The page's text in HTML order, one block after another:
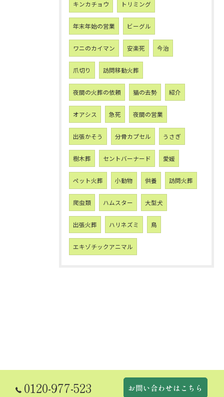
キンカチョウ トリミング
年末年始の営業 ビーグル
ワニのカイマン 安楽死 今治
爪切り 訪問移動火葬
夜間の火葬の依頼 猫の去勢 紹介
オアシス 急死 夜間の営業
出張かそう 分骨カプセル うさぎ
樹木葬 セントバーナード 愛媛
ペット火葬 小動物 供養 訪問火葬
爬虫類 ハムスター 大型犬
出張火葬 ハリネズミ 鳥
エキゾチックアニマル
0120-977-523 お問い合わせはこちら